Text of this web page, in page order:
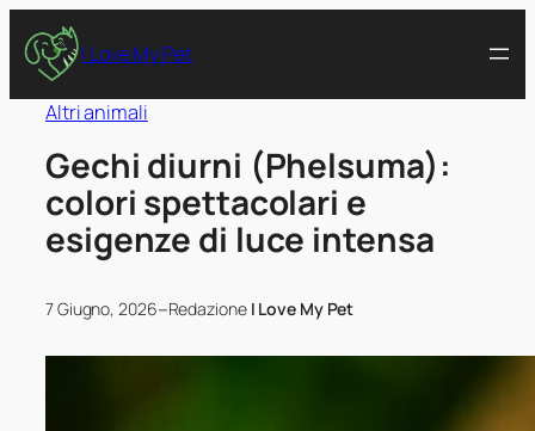
I Love My Pet
Altri animali
Gechi diurni (Phelsuma):
colori spettacolari e
esigenze di luce intensa
7 Giugno, 2026–Redazione I Love My Pet